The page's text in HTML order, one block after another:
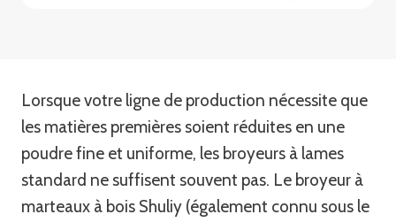
Lorsque votre ligne de production nécessite que
les matières premières soient réduites en une
poudre fine et uniforme, les broyeurs à lames
standard ne suffisent souvent pas. Le broyeur à
marteaux à bois Shuliy (également connu sous le